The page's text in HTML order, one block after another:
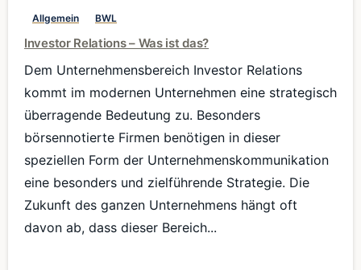
Allgemein BWL
Investor Relations – Was ist das?
Dem Unternehmensbereich Investor Relations
kommt im modernen Unternehmen eine strategisch
überragende Bedeutung zu. Besonders
börsennotierte Firmen benötigen in dieser
speziellen Form der Unternehmenskommunikation
eine besonders und zielführende Strategie. Die
Zukunft des ganzen Unternehmens hängt oft
davon ab, dass dieser Bereich...